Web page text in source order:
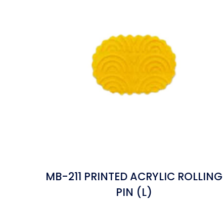
MB-211 PRINTED ACRYLIC ROLLING
PIN (L)